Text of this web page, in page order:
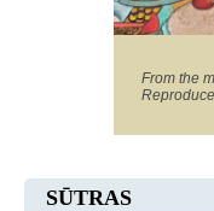
From the
SŪTRAS